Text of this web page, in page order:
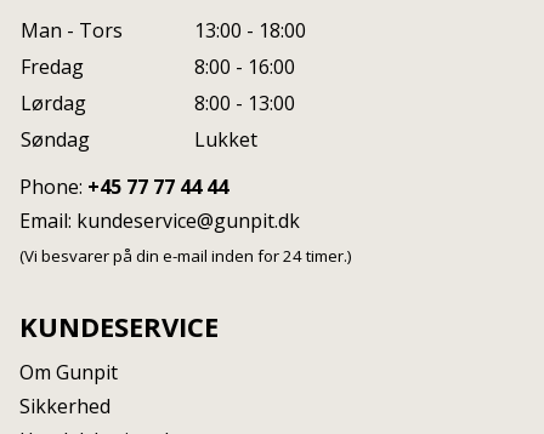
Man - Tors
13:00 - 18:00
Fredag
8:00 - 16:00
Lørdag
8:00 - 13:00
Søndag
Lukket
Phone: +45 77 77 44 44
Email: kundeservice@gunpit.dk
(Vi besvarer på din e-mail inden for 24 timer.)
KUNDESERVICE
Om Gunpit
Sikkerhed